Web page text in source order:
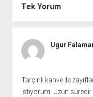
Tek Yorum
Ugur
Tarçınlı kahve ile
istiyorum. Uzun